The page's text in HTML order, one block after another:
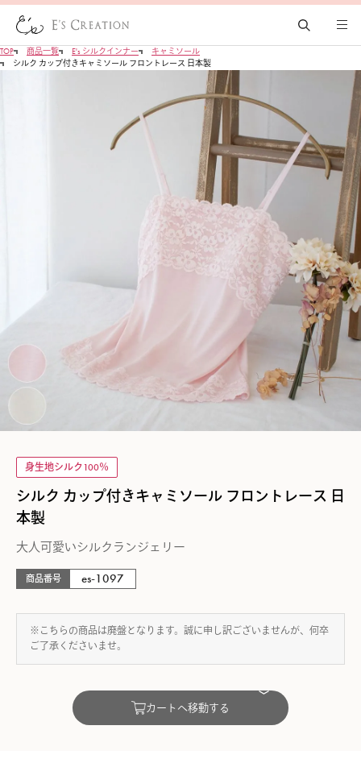
TOP 商品一覧 E's シルクインナー
キャミソール
シルク カップ付きキャミソール フロントレース 日本製
身生地シルク100％
シルク カップ付きキャミソール フロントレース 日
本製
大人可愛いシルクランジェリー
商品番号 es-1097
※こちらの商品は廃盤となります。誠に申し訳ございませんが、何卒
ご了承くださいませ。
カートへ移動する